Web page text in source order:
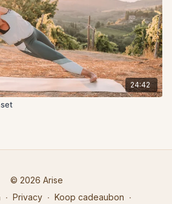
24:42
© 2026 Arise
∙ Privacy ∙ Koop cadeaubon ∙